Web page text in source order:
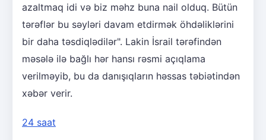
azaltmaq idi və biz məhz buna nail olduq. Bütün
tərəflər bu səyləri davam etdirmək öhdəliklərini
bir daha təsdiqlədilər". Lakin İsrail tərəfindən
məsələ ilə bağlı hər hansı rəsmi açıqlama
verilməyib, bu da danışıqların həssas təbiətindən
xəbər verir.
24 saat